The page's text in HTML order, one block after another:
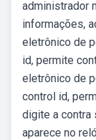
administrador
informações,
eletrônico de
id, permite
eletrônico de
control id,
digite a contra
aparece no